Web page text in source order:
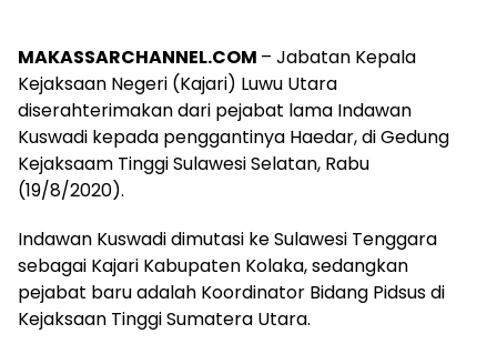
MAKASSARCHANNEL.COM – Jabatan Kepala
Kejaksaan Negeri (Kajari) Luwu Utara
diserahterimakan dari pejabat lama Indawan
Kuswadi kepada penggantinya Haedar, di Gedung
Kejaksaam Tinggi Sulawesi Selatan, Rabu
(19/8/2020).
Indawan Kuswadi dimutasi ke Sulawesi Tenggara
sebagai Kajari Kabupaten Kolaka, sedangkan
pejabat baru adalah Koordinator Bidang Pidsus di
Kejaksaan Tinggi Sumatera Utara.